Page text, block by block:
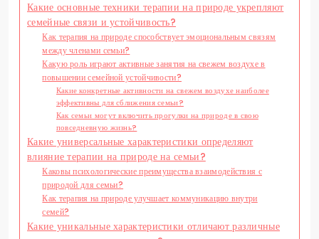
Какие основные техники терапии на природе укрепляют
семейные связи и устойчивость?
Как терапия на природе способствует эмоциональным связям
между членами семьи?
Какую роль играют активные занятия на свежем воздухе в
повышении семейной устойчивости?
Какие конкретные активности на свежем воздухе наиболее
эффективны для сближения семьи?
Как семьи могут включить прогулки на природе в свою
повседневную жизнь?
Какие универсальные характеристики определяют
влияние терапии на природе на семьи?
Каковы психологические преимущества взаимодействия с
природой для семьи?
Как терапия на природе улучшает коммуникацию внутри
семей?
Какие уникальные характеристики отличают различные